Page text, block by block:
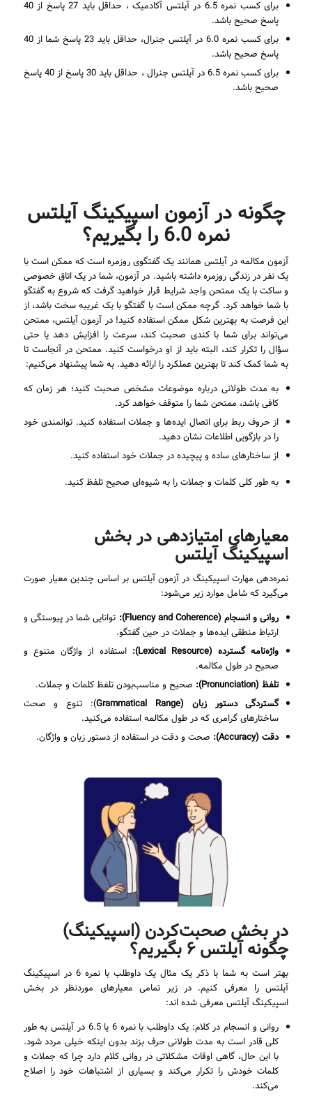
برای کسب نمره 6.5 در آیلتس آکادمیک ، حداقل باید 27 پاسخ از 40
پاسخ صحیح باشد.
برای کسب نمره 6.0 در آیلتس جنرال، حداقل باید 23 پاسخ شما از 40
پاسخ صحیح باشد.
برای کسب نمره 6.5 در آیلتس جنرال ، حداقل باید 30 پاسخ از 40 پاسخ
صحیح باشد.
چگونه در آزمون اسپیکینگ آیلتس
نمره 6.0 را بگیریم؟
آزمون مکالمه در آیلتس همانند یک گفتگوی روزمره است که ممکن است با
یک نفر در زندگی روزمره داشته باشید. در آزمون، شما در یک اتاق خصوصی
و ساکت با یک ممتحن واجد شرایط قرار خواهید گرفت که شروع به گفتگو
با شما خواهد کرد. گرچه ممکن است با گفتگو با یک غریبه سخت باشد، از
این فرصت به بهترین شکل ممکن استفاده کنید! در آزمون آیلتس، ممتحن
می‌تواند برای شما با کندی صحبت کند، سرعت را افزایش دهد یا حتی
سؤال را تکرار کند، البته باید از او درخواست کنید. ممتحن در آنجاست تا
به شما کمک کند تا بهترین عملکرد را ارائه دهید. به شما پیشنهاد می‌کنیم:
به مدت طولانی درباره موضوعات مشخص صحبت کنید؛ هر زمان که
کافی باشد، ممتحن شما را متوقف خواهد کرد.
از حروف ربط برای اتصال ایده‌ها و جملات استفاده کنید. توانمندی خود
را در بازگویی اطلاعات نشان دهید.
از ساختارهای ساده و پیچیده در جملات خود استفاده کنید.
به طور کلی کلمات و جملات را به شیوه‌ای صحیح تلفظ کنید.
معیارهای امتیازدهی در بخش
اسپیکینگ آیلتس
نمره‌دهی مهارت اسپیکینگ در آزمون آیلتس بر اساس چندین معیار صورت
می‌گیرد که شامل موارد زیر می‌شود:
روانی و انسجام (Fluency and Coherence
): توانایی شما در پیوستگی و
ارتباط منطقی ایده‌ها و جملات در حین گفتگو.
واژه‌نامه گسترده (Lexical Resource
): استفاده از واژگان متنوع و
صحیح در طول مکالمه.
تلفظ (Pronunciation
): صحیح و مناسب‌بودن تلفظ کلمات و جملات.
گستردگی دستور زبان (Grammatical Range): تنوع و صحت
ساختارهای گرامری که در طول مکالمه استفاده می‌کنید.
دقت (Accuracy
): صحت و دقت در استفاده از دستور زبان و واژگان.
در بخش صحبت‌کردن (اسپیکینگ)
چگونه آیلتس ۶ بگیریم؟
بهتر است به شما با ذکر یک مثال یک داوطلب با نمره 6 در اسپیکینگ
آیلتس را معرفی کنیم. در زیر تمامی معیارهای موردنظر در بخش
اسپیکینگ آیلتس معرفی شده اند:
روانی و انسجام در کلام: یک داوطلب با نمره 6 یا 6.5 در آیلتس به طور
کلی قادر است به مدت طولانی حرف بزند بدون اینکه خیلی مردد شود.
با این حال، گاهی اوقات مشکلاتی در روانی کلام دارد چرا که جملات و
کلمات خودش را تکرار می‌کند و بسیاری از اشتباهات خود را اصلاح
می‌کند.